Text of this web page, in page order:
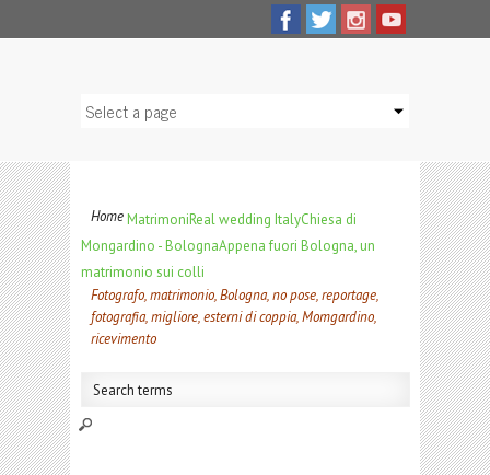
HomeMatrimoniReal wedding ItalyChiesa di
Mongardino - BolognaAppena fuori Bologna, un
matrimonio sui colli
Fotografo, matrimonio, Bologna, no pose, reportage,
fotografia, migliore, esterni di coppia, Momgardino,
ricevimento